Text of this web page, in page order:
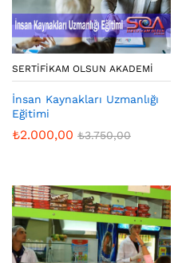
SERTIFIKAM OLSUN AKADEMI
İnsan Kaynakları Uzmanlığı
Eğitimi
₺2.000,00 ₺3.750,00